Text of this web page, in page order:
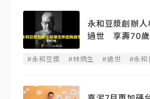
永和豆漿創辦
過世 享壽70歲
#永和豆漿 #林炳生 #過世 #永和